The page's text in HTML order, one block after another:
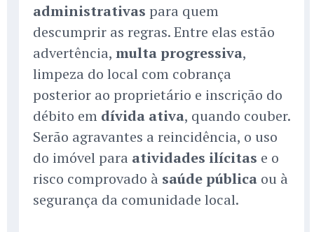
administrativas para quem
descumprir as regras. Entre elas estão
advertência, multa progressiva,
limpeza do local com cobrança
posterior ao proprietário e inscrição do
débito em dívida ativa, quando couber.
Serão agravantes a reincidência, o uso
do imóvel para atividades ilícitas e o
risco comprovado à saúde pública ou à
segurança da comunidade local.